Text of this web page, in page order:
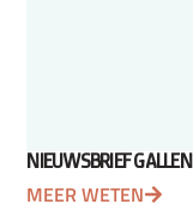
NIEUWSBRIEF GALLEN
MEER WETEN